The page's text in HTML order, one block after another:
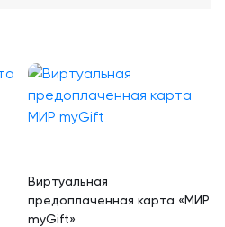
Виртуальная
предоплаченная карта «МИР
myGift»